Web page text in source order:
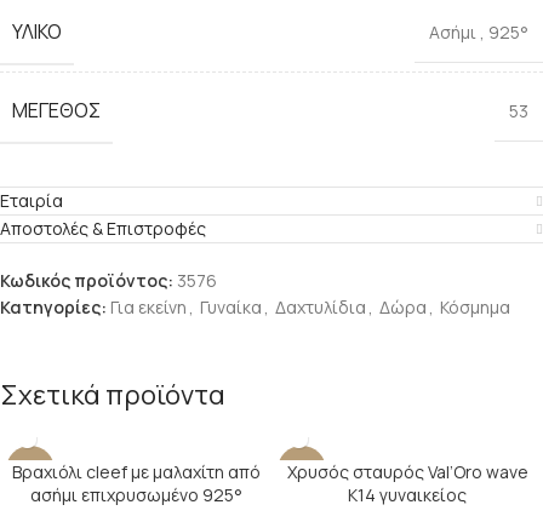
ΥΛΙΚΟ Ασήμι , 925°
ΜΕΓΕΘΟΣ 53
Εταιρία
Αποστολές & Επιστροφές
Κωδικός προϊόντος: 3576
Κατηγορίες: Για εκείνη , Γυναίκα , Δαχτυλίδια , Δώρα , Κόσμημα
Σχετικά προϊόντα
-17%
Βραχιόλι cleef με μαλαχίτη από
ασήμι επιχρυσωμένο 925°
-22%
Χρυσός σταυρός Val’Oro wave
Κ14 γυναικείος